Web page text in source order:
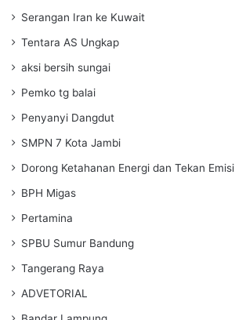
Serangan Iran ke Kuwait
Tentara AS Ungkap
aksi bersih sungai
Pemko tg balai
Penyanyi Dangdut
SMPN 7 Kota Jambi
Dorong Ketahanan Energi dan Tekan Emisi
BPH Migas
Pertamina
SPBU Sumur Bandung
Tangerang Raya
ADVETORIAL